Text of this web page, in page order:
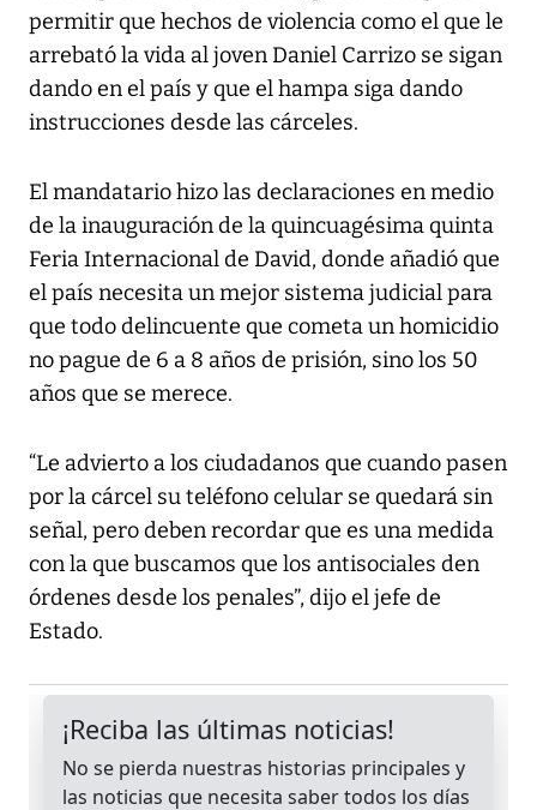
permitir que hechos de violencia como el que le
arrebató la vida al joven Daniel Carrizo se sigan
dando en el país y que el hampa siga dando
instrucciones desde las cárceles.
El mandatario hizo las declaraciones en medio
de la inauguración de la quincuagésima quinta
Feria Internacional de David, donde añadió que
el país necesita un mejor sistema judicial para
que todo delincuente que cometa un homicidio
no pague de 6 a 8 años de prisión, sino los 50
años que se merece.
“Le advierto a los ciudadanos que cuando pasen
por la cárcel su teléfono celular se quedará sin
señal, pero deben recordar que es una medida
con la que buscamos que los antisociales den
órdenes desde los penales”, dijo el jefe de
Estado.